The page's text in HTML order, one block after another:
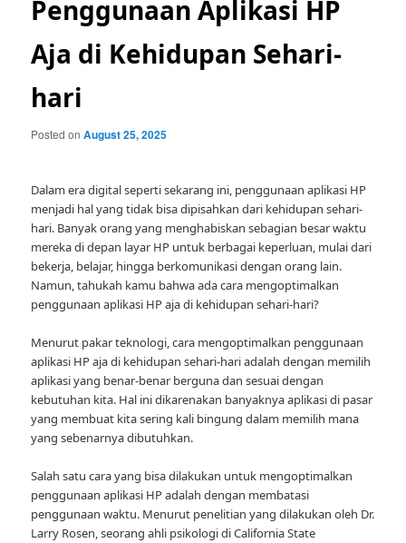
Penggunaan Aplikasi HP
Aja di Kehidupan Sehari-
hari
Posted onAugust 25, 2025
Dalam era digital seperti sekarang ini, penggunaan aplikasi HP
menjadi hal yang tidak bisa dipisahkan dari kehidupan sehari-
hari. Banyak orang yang menghabiskan sebagian besar waktu
mereka di depan layar HP untuk berbagai keperluan, mulai dari
bekerja, belajar, hingga berkomunikasi dengan orang lain.
Namun, tahukah kamu bahwa ada cara mengoptimalkan
penggunaan aplikasi HP aja di kehidupan sehari-hari?
Menurut pakar teknologi, cara mengoptimalkan penggunaan
aplikasi HP aja di kehidupan sehari-hari adalah dengan memilih
aplikasi yang benar-benar berguna dan sesuai dengan
kebutuhan kita. Hal ini dikarenakan banyaknya aplikasi di pasar
yang membuat kita sering kali bingung dalam memilih mana
yang sebenarnya dibutuhkan.
Salah satu cara yang bisa dilakukan untuk mengoptimalkan
penggunaan aplikasi HP adalah dengan membatasi
penggunaan waktu. Menurut penelitian yang dilakukan oleh Dr.
Larry Rosen, seorang ahli psikologi di California State